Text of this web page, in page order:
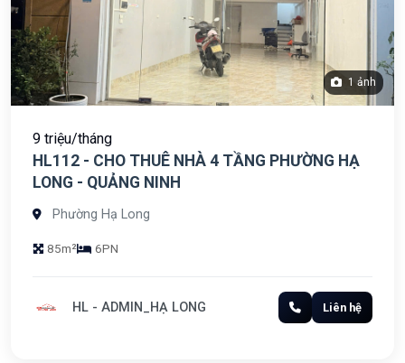
1 ảnh
9 triệu/tháng
HL112 - CHO THUÊ NHÀ 4 TẦNG PHƯỜNG HẠ
LONG - QUẢNG NINH
Phường Hạ Long
85m² 6PN
HL - ADMIN_HẠ LONG Liên hệ